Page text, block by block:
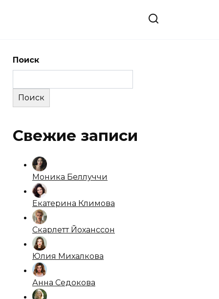
Поиск
Поиск
Свежие записи
Моника Беллуччи
Екатерина Климова
Скарлетт Йоханссон
Юлия Михалкова
Анна Седокова